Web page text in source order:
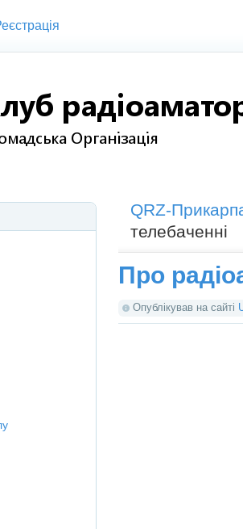
QRZ-
телебаченні
Про
Опублікував на сайті